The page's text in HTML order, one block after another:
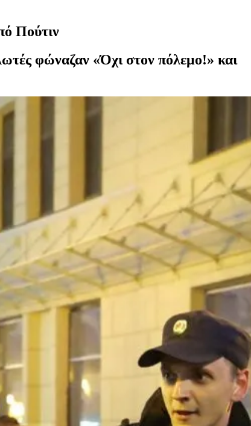
Πούτιν
φώναζαν «Όχι στον πόλεμο!» και